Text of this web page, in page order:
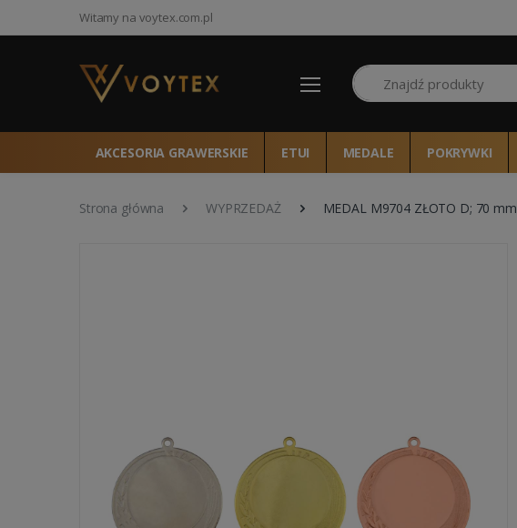
Witamy na voytex.com.pl
Szukaj
AKCESORIA GRAWERSKIE ETUI MEDALE POKRYWKI
Strona główna WYPRZEDAŻ MEDAL M9704 ZŁOTO D; 70 mm